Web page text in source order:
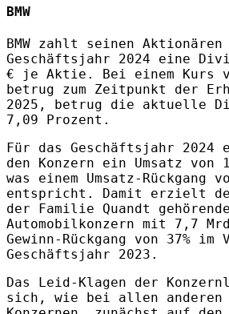
BMW
BMW zahlt seinen Aktionären
Geschäftsjahr 2024 eine
€ je Aktie. Bei einem Kurs
betrug zum Zeitpunkt der
2025, betrug die aktuelle
7,09 Prozent.
Für das Geschäftsjahr
den Konzern ein Umsatz von
was einem Umsatz-Rückgang
entspricht. Damit erzielt
der Familie Quandt gehörende
Automobilkonzern mit 7,7
Gewinn-Rückgang von 37% im
Geschäftsjahr 2023.
Das Leid-Klagen der
sich, wie bei allen anderen